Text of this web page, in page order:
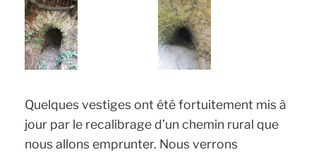
Quelques vestiges ont été fortuitement mis à
jour par le recalibrage d’un chemin rural que
nous allons emprunter. Nous verrons